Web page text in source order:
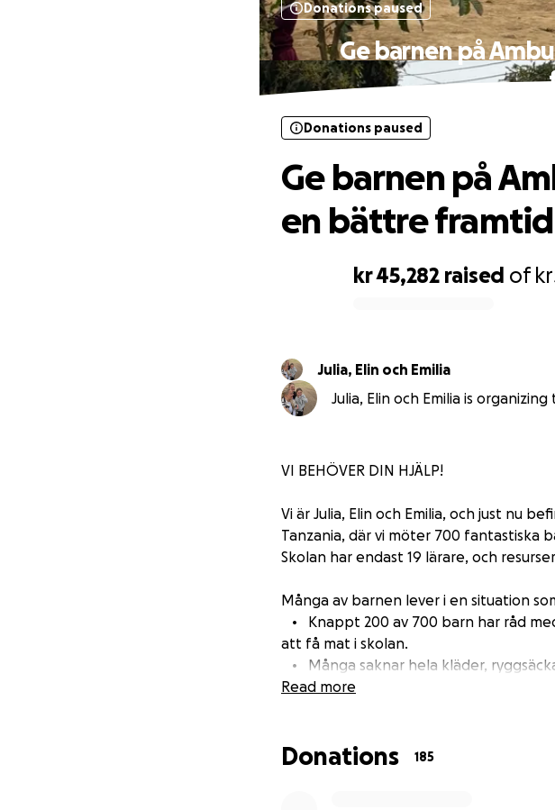
Donations paused
Ge barnen på
kr 45,282 raised of
Donations paused
Ge barnen på
en bättre
Julia, Elin och Emilia
Julia, Elin och Emilia is
VI BEHÖVER DIN HJÄLP!
Vi är Julia, Elin och Emilia, och just nu
Tanzania, där vi möter 700 fantastiska
Skolan har endast 19 lärare, och
Många av barnen lever i en situation
• Knappt 200 av 700 barn har råd
att få mat i skolan.
• Många saknar hela kläder,
• Klassrummen är trånga och i vissa
regnar.
Read more
Donations 185